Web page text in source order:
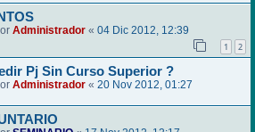
Administrador « 04 Dic 2012, 12:39
1 2
Pj Sin Curso Superior ?
Administrador « 20 Nov 2012, 01:27